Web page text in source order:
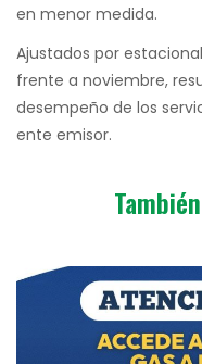
en menor medida.
Ajustados por
frente a noviembre,
desempeño de los
ente emisor.